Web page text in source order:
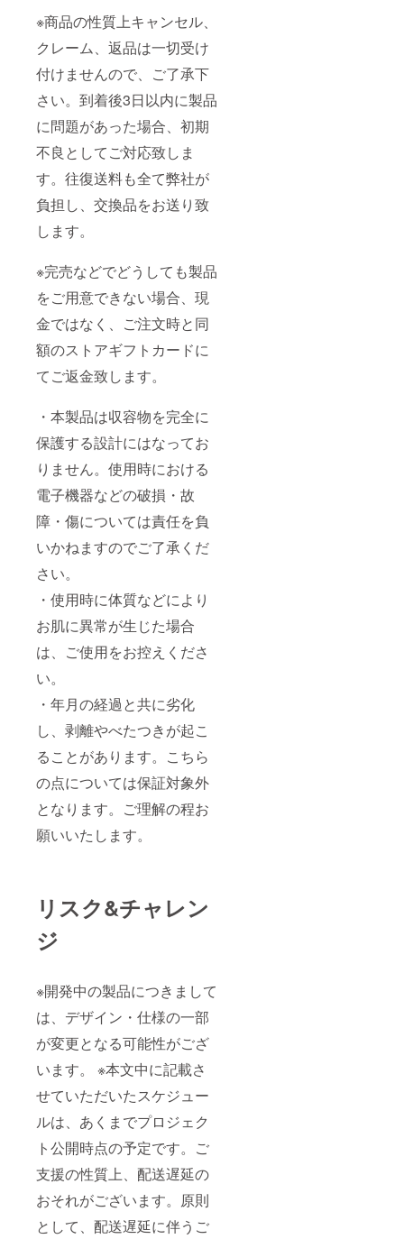
※商品の性質上キャンセル、
クレーム、返品は一切受け
付けませんので、ご了承下
さい。到着後3日以内に製品
に問題があった場合、初期
不良としてご対応致しま
す。往復送料も全て弊社が
負担し、交換品をお送り致
します。
※完売などでどうしても製品
をご用意できない場合、現
金ではなく、ご注文時と同
額のストアギフトカードに
てご返金致します。
・本製品は収容物を完全に
保護する設計にはなってお
りません。使用時における
電子機器などの破損・故
障・傷については責任を負
いかねますのでご了承くだ
さい。
・使用時に体質などにより
お肌に異常が生じた場合
は、ご使用をお控えくださ
い。
・年月の経過と共に劣化
し、剥離やべたつきが起こ
ることがあります。こちら
の点については保証対象外
となります。ご理解の程お
願いいたします。
リスク&チャレン
ジ
※開発中の製品につきまして
は、デザイン・仕様の一部
が変更となる可能性がござ
います。 ※本文中に記載さ
せていただいたスケジュー
ルは、あくまでプロジェク
ト公開時点の予定です。ご
支援の性質上、配送遅延の
おそれがございます。原則
として、配送遅延に伴うご